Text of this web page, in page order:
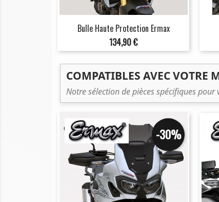
Bulle Haute Protection Ermax
Prix
134,90 €
COMPATIBLES AVEC VOTRE
Notre sélection de pièces spécifiques pour
-30%